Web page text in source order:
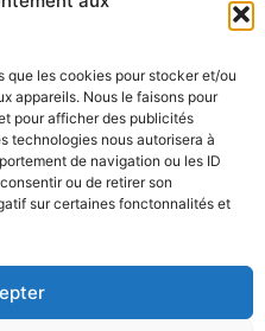
que les cookies pour stocker et/ou
appareils. Nous le faisons pour
pour afficher des publicités
technologies nous autorisera à
de navigation ou les ID
ou de retirer son
sur certaines fonctonnalités et
ont joué en CFB ?
le Super Bowl du
durant deux soirs (le
Stadium, stade des Los
catch et le football sont
De nombreuses […]
sont protégés par les droits